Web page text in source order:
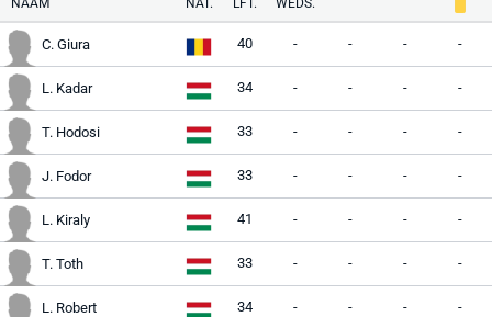
NAAM NAT. LFT. WEDS.
C. Giura 40 - - - -
L. Kadar 34 - - - -
T. Hodosi 33 - - - -
J. Fodor 33 - - - -
L. Kiraly 41 - - - -
T. Toth 33 - - - -
L. Robert 34 - - - -